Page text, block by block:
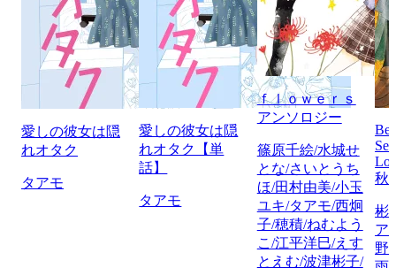
愛しの彼女は隠
れオタク
タアモ
愛しの彼女は隠
れオタク【単
話】
タアモ
ｆｌｏｗｅｒｓ
アンソロジー
篠原千絵/水城せ
とな/さいとうち
ほ/田村由美/小玉
ユキ/タアモ/西炯
子/穂積/ねむよう
こ/江平洋巳/えす
とえむ/波津彬子/
秋
彬
ア
野